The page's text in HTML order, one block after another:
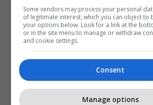
Some vendors may process your personal
of legitimate interest, which you can object to
your options below. Look for a link at the
or in the site menu to manage or withdraw
and cookie settings.
Consent
Manage options